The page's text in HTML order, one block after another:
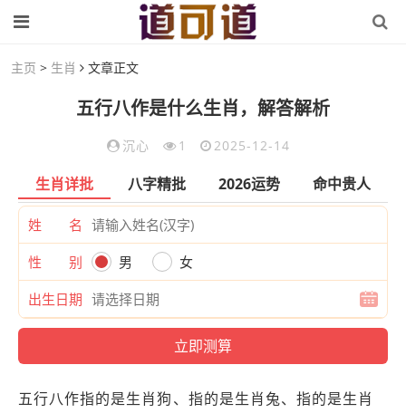
主页 > 生肖 文章正文
五行八作是什么生肖，解答解析
沉心 1 2025-12-14
生肖详批 八字精批 2026运势 命中贵人
姓 名
性 别 男 女
出生日期
五行八作指的是生肖狗、指的是生肖兔、指的是生肖